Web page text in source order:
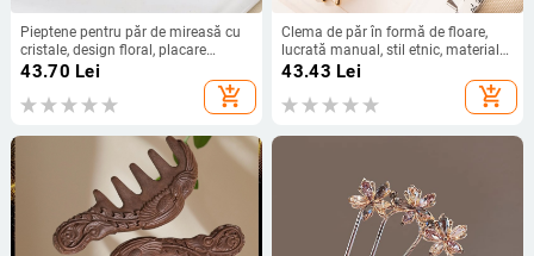
Pieptene pentru păr de mireasă cu
cristale, design floral, placare
electrolitică
43.70 Lei
add_shopping_cart
Clema de păr în formă de floare,
lucrată manual, stil etnic, materiale
mixte
43.43 Lei
add_shopping_cart